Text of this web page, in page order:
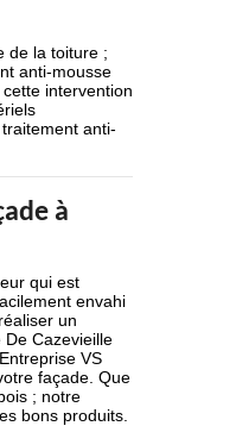
de la toiture ;
anti-mousse
intervention
anti-
à
qui est
envahi
un
Cazevieille
VS
façade. Que
; notre
bons produits.